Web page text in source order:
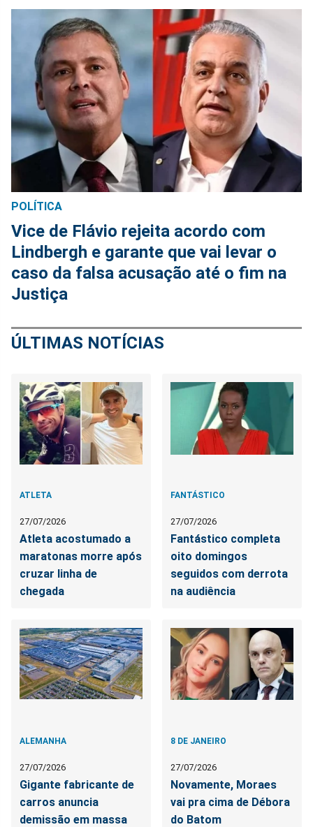
POLÍTICA
Vice de Flávio rejeita acordo com
Lindbergh e garante que vai levar o
caso da falsa acusação até o fim na
Justiça
ÚLTIMAS NOTÍCIAS
ATLETA
27/07/2026
Atleta acostumado a
maratonas morre após
cruzar linha de
chegada
FANTÁSTICO
27/07/2026
Fantástico completa
oito domingos
seguidos com derrota
na audiência
ALEMANHA
27/07/2026
Gigante fabricante de
carros anuncia
demissão em massa
8 DE JANEIRO
27/07/2026
Novamente, Moraes
vai pra cima de Débora
do Batom